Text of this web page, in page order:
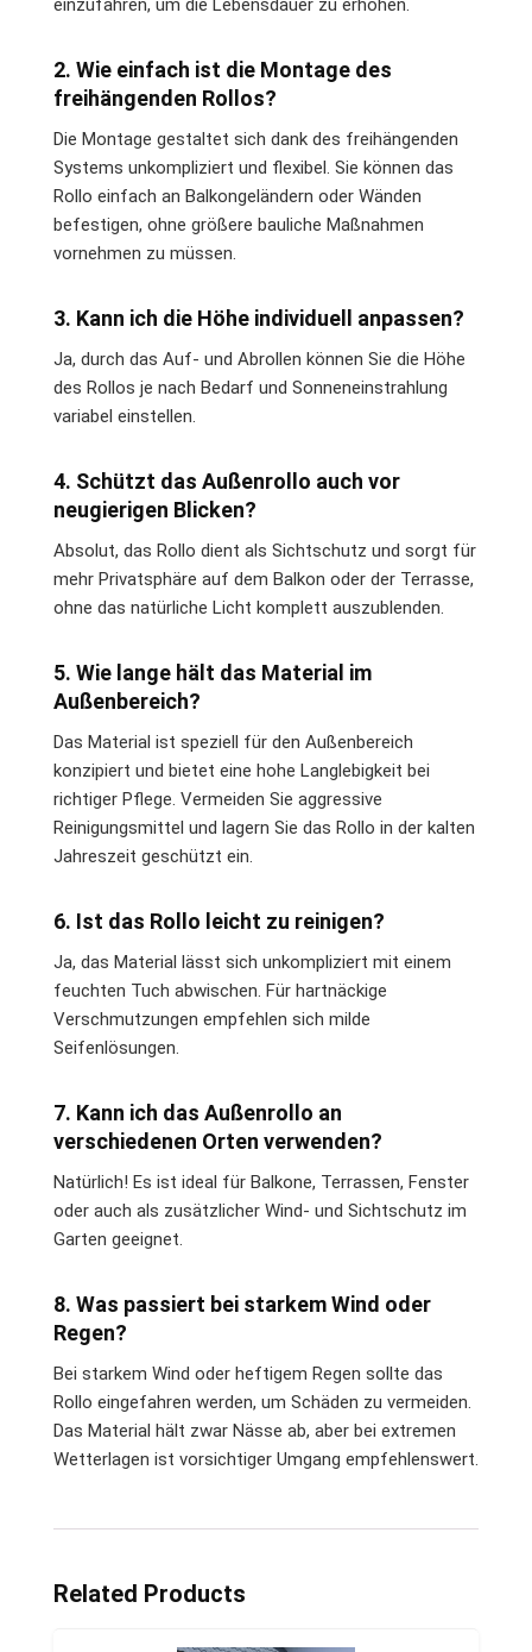
einzufahren, um die Lebensdauer zu erhöhen.
2. Wie einfach ist die Montage des
freihängenden Rollos?
Die Montage gestaltet sich dank des freihängenden
Systems unkompliziert und flexibel. Sie können das
Rollo einfach an Balkongeländern oder Wänden
befestigen, ohne größere bauliche Maßnahmen
vornehmen zu müssen.
3. Kann ich die Höhe individuell anpassen?
Ja, durch das Auf- und Abrollen können Sie die Höhe
des Rollos je nach Bedarf und Sonneneinstrahlung
variabel einstellen.
4. Schützt das Außenrollo auch vor
neugierigen Blicken?
Absolut, das Rollo dient als Sichtschutz und sorgt für
mehr Privatsphäre auf dem Balkon oder der Terrasse,
ohne das natürliche Licht komplett auszublenden.
5. Wie lange hält das Material im
Außenbereich?
Das Material ist speziell für den Außenbereich
konzipiert und bietet eine hohe Langlebigkeit bei
richtiger Pflege. Vermeiden Sie aggressive
Reinigungsmittel und lagern Sie das Rollo in der kalten
Jahreszeit geschützt ein.
6. Ist das Rollo leicht zu reinigen?
Ja, das Material lässt sich unkompliziert mit einem
feuchten Tuch abwischen. Für hartnäckige
Verschmutzungen empfehlen sich milde
Seifenlösungen.
7. Kann ich das Außenrollo an
verschiedenen Orten verwenden?
Natürlich! Es ist ideal für Balkone, Terrassen, Fenster
oder auch als zusätzlicher Wind- und Sichtschutz im
Garten geeignet.
8. Was passiert bei starkem Wind oder
Regen?
Bei starkem Wind oder heftigem Regen sollte das
Rollo eingefahren werden, um Schäden zu vermeiden.
Das Material hält zwar Nässe ab, aber bei extremen
Wetterlagen ist vorsichtiger Umgang empfehlenswert.
Related Products